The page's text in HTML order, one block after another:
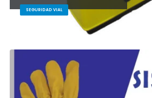
SEGURIDAD VIAL